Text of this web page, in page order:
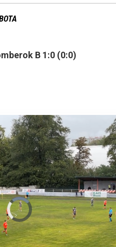
B 1:0 (0:0)